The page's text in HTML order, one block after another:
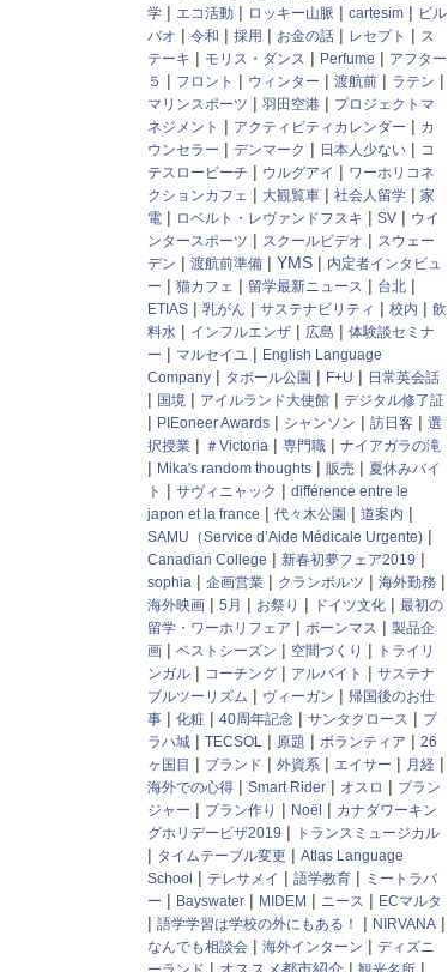
学 | エコ活動 | ロッキー山脈 | cartesim | ビル
バオ | 令和 | 採用 | お金の話 | レセプト | ス
テーキ | モリス・ダンス | Perfume | アフター
５ | フロント | ウィンター | 渡航前 | ラテン |
マリンスポーツ | 羽田空港 | プロジェクトマ
ネジメント | アクティビティカレンダー | カ
ウンセラー | デンマーク | 日本人少ない | コ
テスロービーチ | ウルグアイ | ワーホリコネ
クションカフェ | 大観覧車 | 社会人留学 | 家
電 | ロベルト・レヴァンドフスキ | SV | ウイ
ンタースポーツ | スクールビデオ | スウェー
デン | 渡航前準備 | YMS | 内定者インタビュ
ー | 猫カフェ | 留学最新ニュース | 台北 |
ETIAS | 乳がん | サステナビリティ | 校内 | 飲
料水 | インフルエンザ | 広島 | 体験談セミナ
ー | マルセイユ | English Language
Company | タボール公園 | F+U | 日常英会話
| 国境 | アイルランド大使館 | デジタル修了証
| PIEoneer Awards | シャンソン | 訪日客 | 選
択授業 | ＃Victoria | 専門職 | ナイアガラの滝
| Mika's random thoughts | 販売 | 夏休みバイ
ト | サヴィニャック | différence entre le
japon et la france | 代々木公園 | 道案内 |
SAMU（Service d’Aide Médicale Urgente) |
Canadian College | 新春初夢フェア2019 |
sophia | 企画営業 | クランボルツ | 海外勤務 |
海外映画 | 5月 | お祭り | ドイツ文化 | 最初の
留学・ワーホリフェア | ボーンマス | 製品企
画 | ベストシーズン | 空間づくり |
トライリ
ンガル | コーチング | アルバイト | サステナ
ブルツーリズム | ヴィーガン | 帰国後のお仕
事 | 化粧 | 40周年記念 | サンタクロース | プ
ラハ城 | TECSOL | 原題 | ボランティア | 26
ヶ国目 | ブランド | 外資系 | エイサー | 月経 |
海外での心得 | Smart Rider | オスロ | プラン
ジャー | プラン作り | Noël | カナダワーキン
グホリデービザ2019 | トランスミュージカル
| タイムテーブル変更 | Atlas Language
School | テレサメイ | 語学教育 | ミートラバ
ー | Bayswater | MIDEM | ニース | ECマルタ
| 語学学習は学校の外にもある！ | NIRVANA |
なんでも相談会 | 海外インターン | ディズニ